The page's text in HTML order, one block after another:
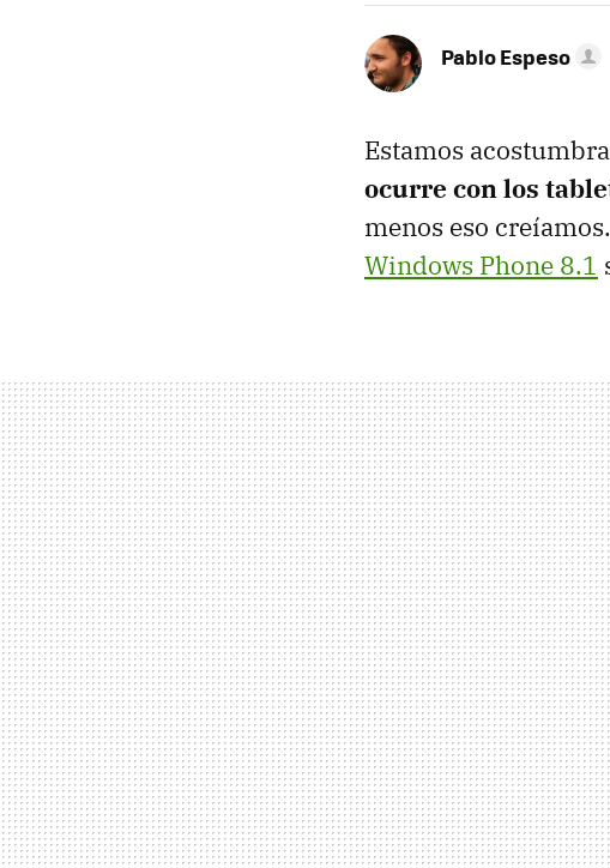
Pablo Espeso
Estamos
ocurre con los
menos eso
Windows Phone 8.1